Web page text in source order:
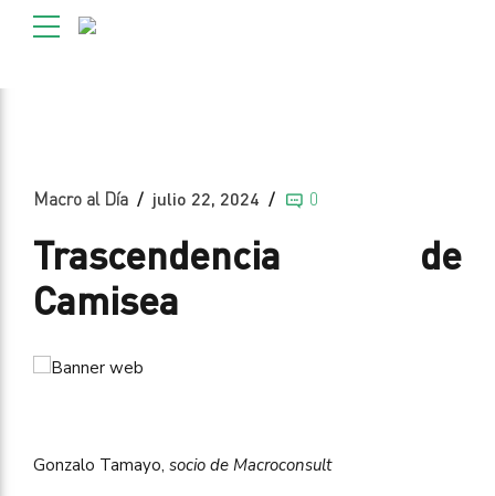
Macro al Día julio 22, 2024 0
Trascendencia de
Camisea
Gonzalo Tamayo, socio de Macroconsult